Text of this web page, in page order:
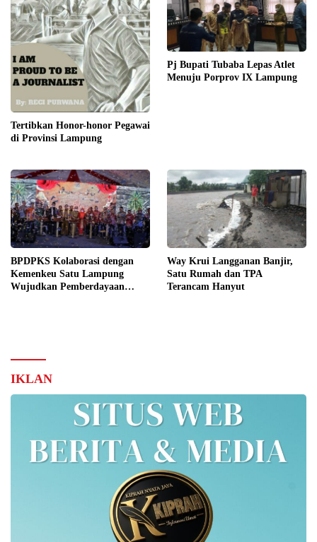
Tertibkan Honor-honor Pegawai
di Provinsi Lampung
Pj Bupati Tubaba Lepas Atlet
Menuju Porprov IX Lampung
BPDPKS Kolaborasi dengan
Kemenkeu Satu Lampung
Wujudkan Pemberdayaan
Way Krui Langganan Banjir,
Satu Rumah dan TPA
Terancam Hanyut
IKLAN